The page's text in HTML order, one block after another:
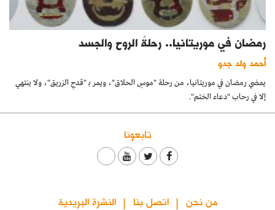
رمضان في موريتانيا.. رحلةُ الروح والجسد
أحمد ولد جدو
يمضي رمضان في موريتانيا، من رحلة "موسِ الحلاق"، ويمر بـ "قدحِ الزريق"، ولا ينتهي
إلا في رحاب "دعاء الختم".
تابعونا
من نحن اتصل بنا النشرة البريدية